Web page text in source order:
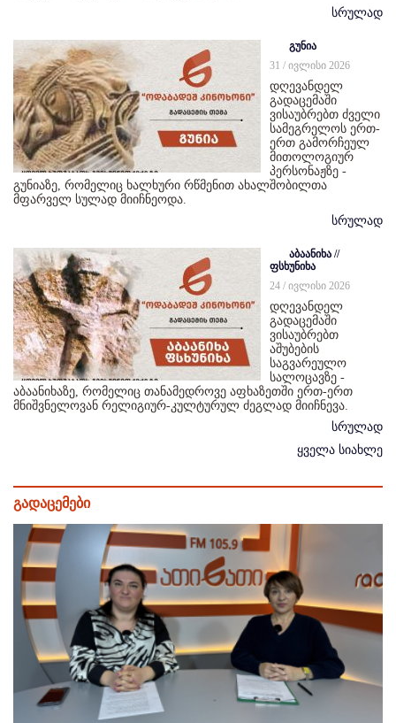
სრულად
გუნია
31 / ივლისი 2026
დღევანდელ
გადაცემაში
ვისაუბრებთ ძველი
სამეგრელოს ერთ-
ერთ გამორჩეულ
მითოლოგიურ
პერსონაჟზე -
გუნიაზე, რომელიც ხალხური რწმენით ახალშობილთა
მფარველ სულად მიიჩნეოდა.
სრულად
აბაანიხა //
ფსხუნიხა
24 / ივლისი 2026
დღევანდელ
გადაცემაში
ვისაუბრებთ
აშუბების
საგვარეულო
სალოცავზე -
აბაანიხაზე, რომელიც თანამედროვე აფხაზეთში ერთ-ერთ
მნიშვნელოვან რელიგიურ-კულტურულ ძეგლად მიიჩნევა.
სრულად
ყველა სიახლე
გადაცემები